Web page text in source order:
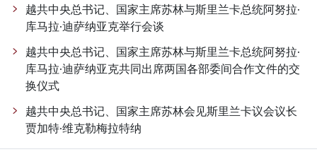
越共中央总书记、国家主席苏林与斯里兰卡总统阿努拉·
库马拉·迪萨纳亚克举行会谈
越共中央总书记、国家主席苏林与斯里兰卡总统阿努拉·
库马拉·迪萨纳亚克共同出席两国各部委间合作文件的交
换仪式
越共中央总书记、国家主席苏林会见斯里兰卡议会议长
贾加特·维克勒梅拉特纳